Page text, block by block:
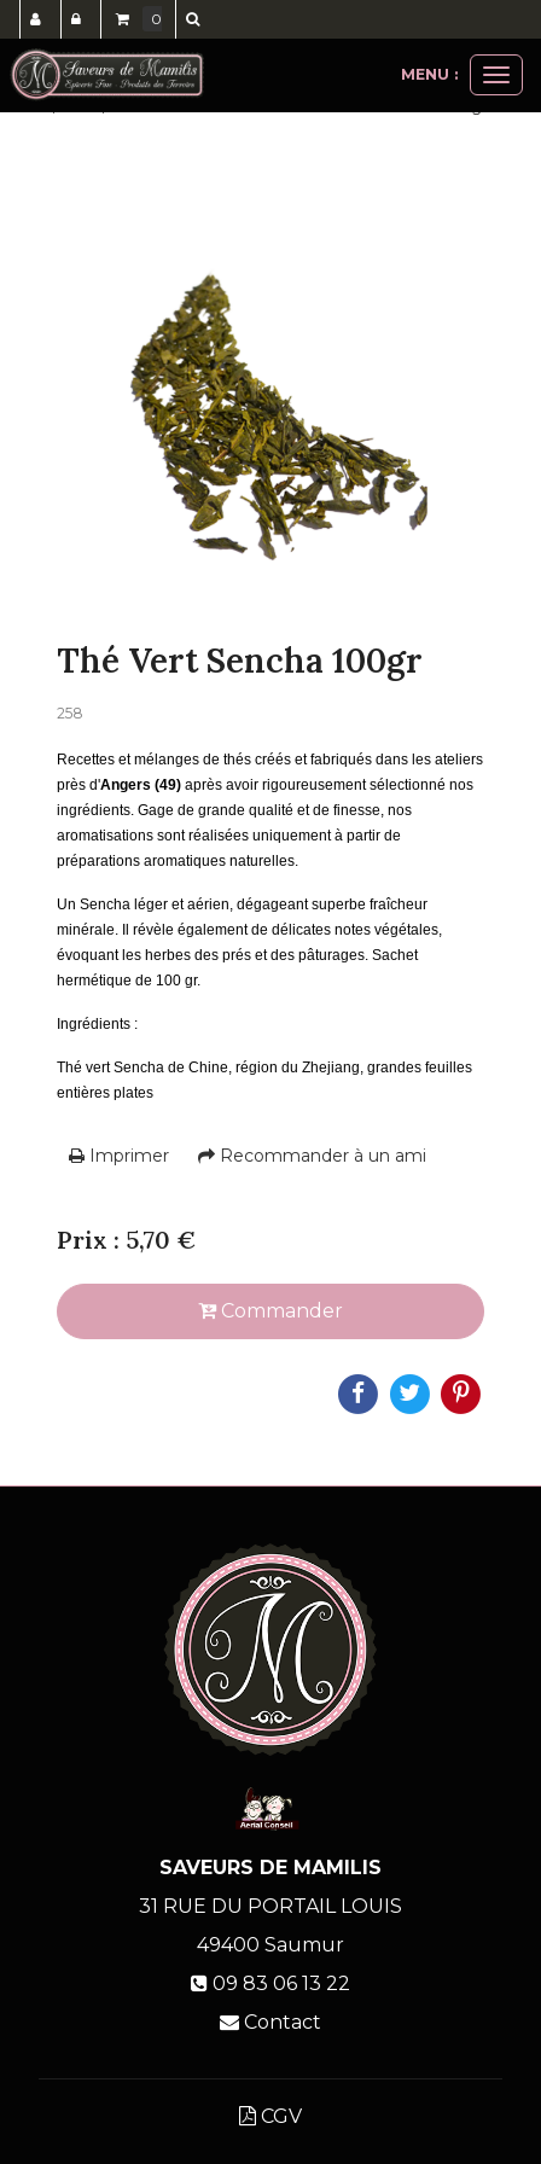
le
MENU :
thés, cafés, accessoires
Thé Vert Sencha 100gr
258
Recettes et mélanges de thés créés et fabriqués dans les ateliers
près d'Angers (49) après avoir rigoureusement sélectionné nos
ingrédients. Gage de grande qualité et de finesse, nos
aromatisations sont réalisées uniquement à partir de
préparations aromatiques naturelles.
Un Sencha léger et aérien, dégageant superbe fraîcheur
minérale. Il révèle également de délicates notes végétales,
évoquant les herbes des prés et des pâturages. Sachet
hermétique de 100 gr.
Ingrédients :
Thé vert Sencha de Chine, région du Zhejiang, grandes feuilles
entières plates
Imprimer Recommander à un ami
Prix : 5,70 €
Commander
0
SAVEURS DE MAMILIS
31 RUE DU PORTAIL LOUIS
49400 Saumur
09 83 06 13 22
Contact
CGV